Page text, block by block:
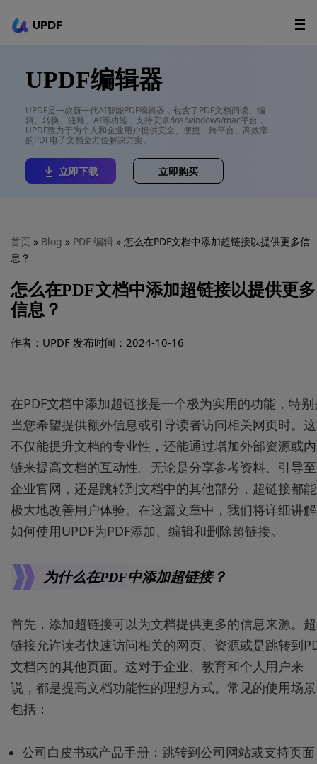
UPDF
AI Agents
用户指南
升级会员
UPDF编辑器
UPDF是一款新一代AI智能PDF编辑器，包含了PDF文档阅读、编
辑、转换、注释、AI等功能，支持安卓/ios/windows/mac平台，
UPDF致力于为个人和企业用户提供安全、便捷、跨平台、高效率
的PDF电子文档全方位解决方案。
立即下载 立即购买
首页 » Blog » PDF 编辑 » 怎么在PDF文档中添加超链接以提供更多信
息？
怎么在PDF文档中添加超链接以提供更多
信息？
作者：UPDF 发布时间：2024-10-16
在PDF文档中添加超链接是一个极为实用的功能，特
当您希望提供额外信息或引导读者访问相关网页时。这
不仅能提升文档的专业性，还能通过增加外部资源或内
链来提高文档的互动性。无论是分享参考资料、引导至
企业官网，还是跳转到文档中的其他部分，超链接都能
极大地改善用户体验。在这篇文章中，我们将详细讲解
如何使用UPDF为PDF添加、编辑和删除超链接。
为什么在PDF中添加超链接？
首先，添加超链接可以为文档提供更多的信息来源。超
链接允许读者快速访问相关的网页、资源或是跳转到
文档内的其他页面。这对于企业、教育和个人用户来
说，都是提高文档功能性的理想方式。常见的使用场景
包括：
公司白皮书或产品手册：跳转到公司网站或支持页